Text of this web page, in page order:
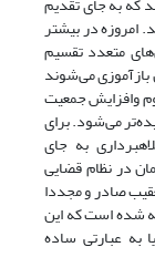
امروزه در بیشتر
متعدد تقسیم
می‌شوند
وافزایش جمعیت
می‌شود. برای
به جای
در نظام قضایی
صادر و مجددا
شده است که این
به عبارتی ساده